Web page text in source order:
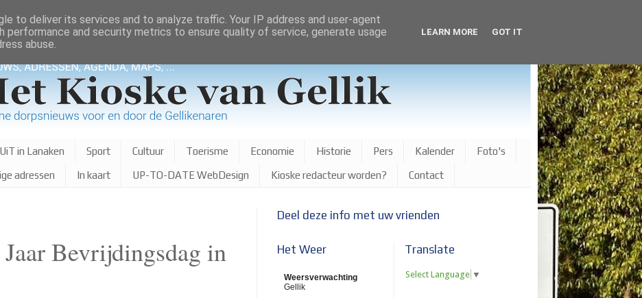
UiT in Lanaken Sport Cultuur Toerisme Economie Historie Pers Kalender Foto's
adressen In kaart UP-TO-DATE WebDesign Kioske redacteur worden? Contact
Bevrijdingsdag in
Deel deze info met uw vrienden
Het Weer
Weersverwachting
Gellik
Translate
Select Language ▼
to deliver its services and to analyze traffic. Your IP address and user-agent
performance and security metrics to ensure quality of service, generate usage
abuse.
LEARN MORE GOT IT